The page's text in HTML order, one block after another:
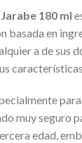
180 ml
basada en
a de sus
muy seguro
edad,